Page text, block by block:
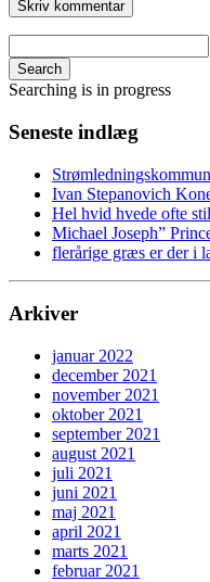
Search
Searching is in progress
Seneste indlæg
Ivan Stepanovich
Hel hvid hvede ofte
Michael Joseph”
flerårige græs er der i
Arkiver
januar 2022
december 2021
november 2021
oktober 2021
september 2021
august 2021
juli 2021
juni 2021
maj 2021
april 2021
marts 2021
februar 2021